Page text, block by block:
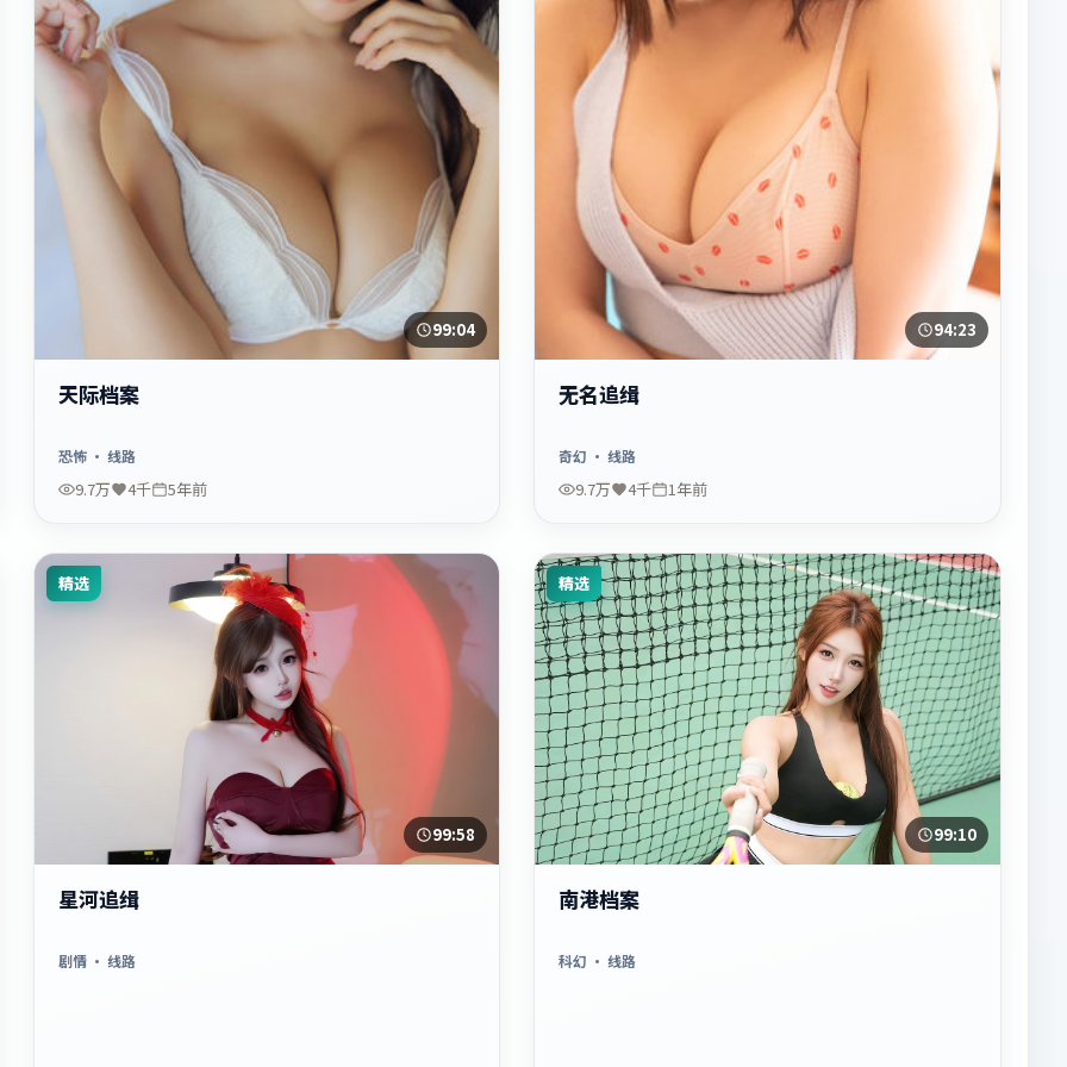
99:04
天际档案
恐怖· 线路
9.7万 4千 5年前
94:23
无名追缉
奇幻 · 线路
9.7万 4千 1年前
精选
99:58
星河追缉
剧情· 线路
精选
99:10
南港档案
科幻 · 线路